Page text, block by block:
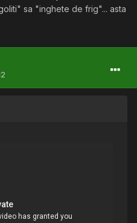
sa "inghete de frig"... asta